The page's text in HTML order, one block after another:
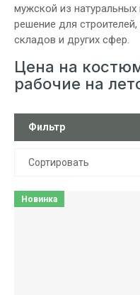
мужской из
решение для
складов и других сфер.
Цена на
рабочие на
Фильтр
Сортировать
Новинка